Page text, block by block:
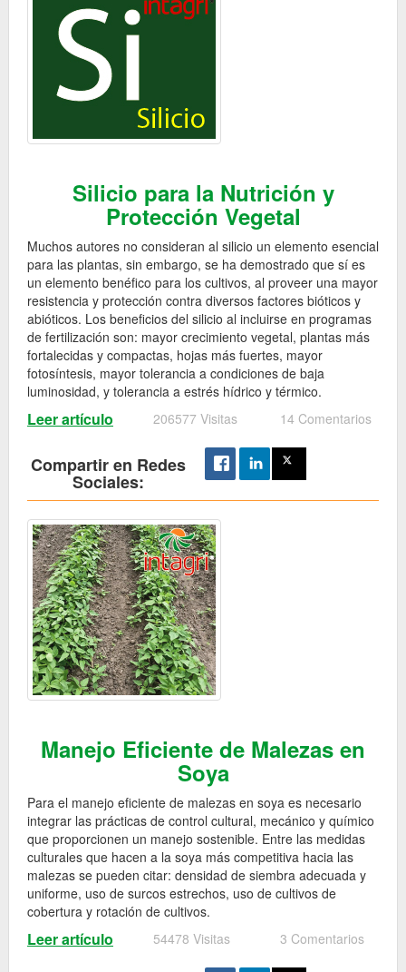
Silicio para la Nutrición y
Protección Vegetal
Muchos autores no consideran al silicio un elemento esencial
para las plantas, sin embargo, se ha demostrado que sí es
un elemento benéfico para los cultivos, al proveer una mayor
resistencia y protección contra diversos factores bióticos y
abióticos. Los beneficios del silicio al incluirse en programas
de fertilización son: mayor crecimiento vegetal, plantas más
fortalecidas y compactas, hojas más fuertes, mayor
fotosíntesis, mayor tolerancia a condiciones de baja
luminosidad, y tolerancia a estrés hídrico y térmico.
Leer artículo 206577 Visitas 14 Comentarios
Compartir en Redes
Sociales:
Manejo Eficiente de Malezas en
Soya
Para el manejo eficiente de malezas en soya es necesario
integrar las prácticas de control cultural, mecánico y químico
que proporcionen un manejo sostenible. Entre las medidas
culturales que hacen a la soya más competitiva hacia las
malezas se pueden citar: densidad de siembra adecuada y
uniforme, uso de surcos estrechos, uso de cultivos de
cobertura y rotación de cultivos.
Leer artículo 54478 Visitas 3 Comentarios